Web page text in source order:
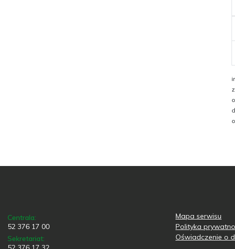
Centrala:
52 376 17 00
Sekretariat:
Mapa serwisu
Polityka
Oświadczenie o